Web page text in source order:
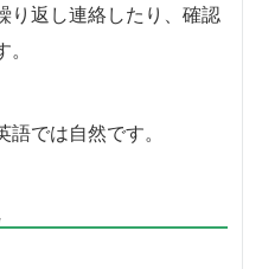
り返し連絡したり、確認
では自然です。